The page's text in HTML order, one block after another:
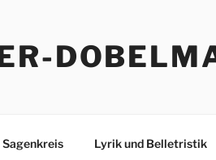
Sagenkreis Lyrik und Belletristik